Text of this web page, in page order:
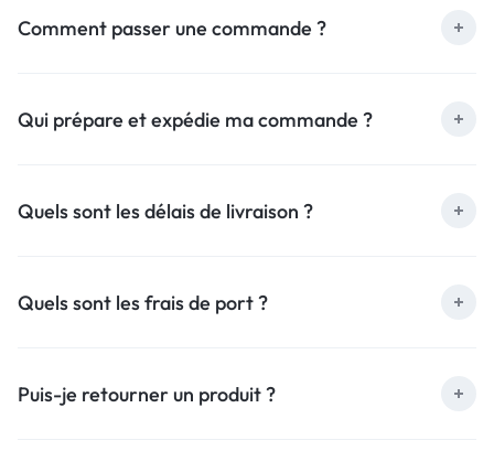
Comment passer une commande ?
Qui prépare et expédie ma commande ?
Quels sont les délais de livraison ?
Quels sont les frais de port ?
Puis-je retourner un produit ?